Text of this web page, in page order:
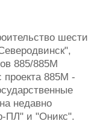
шести
885/885М
проекта 885М -
недавно
ПЛ" и "Оникс".